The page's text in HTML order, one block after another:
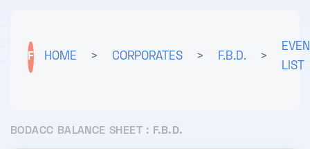
F HOME > CORPORATES > F.B.D. >
LIST
BODACC BALANCE SHEET : F.B.D.